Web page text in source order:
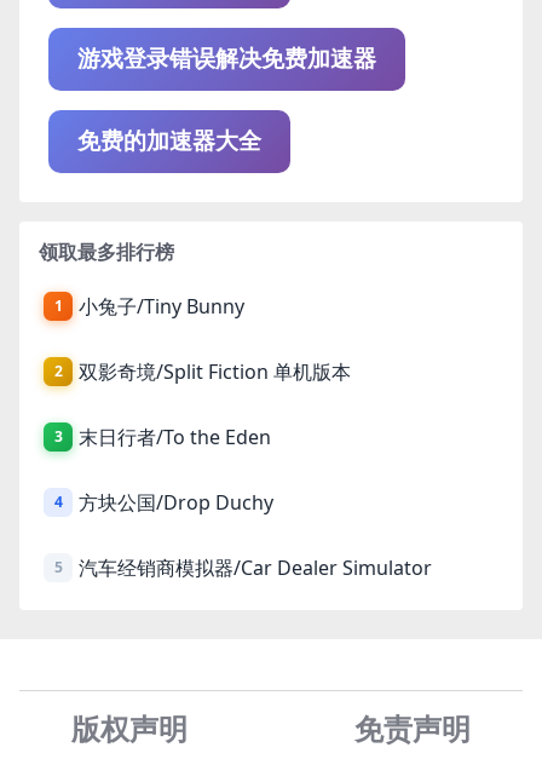
游戏登录错误解决免费加速器
免费的加速器大全
领取最多排行榜
1 小兔子/Tiny Bunny
2 双影奇境/Split Fiction 单机版本
3 末日行者/To the Eden
4 方块公国/Drop Duchy
5 汽车经销商模拟器/Car Dealer Simulator
版权声明 免责声明